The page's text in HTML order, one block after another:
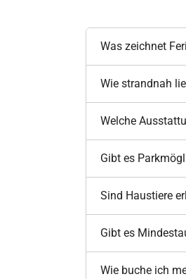
Was zeichnet
Wie strandnah
Welche
Gibt es
Sind Haustiere
Gibt es
Wie buche ich